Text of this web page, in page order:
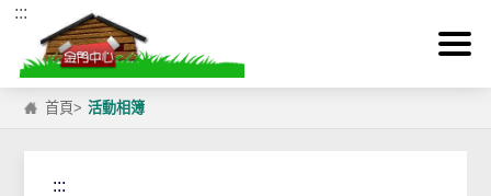
跳到主要內容區塊
:::
首頁> 活動相簿
:::